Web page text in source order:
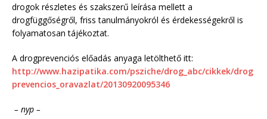
drogok részletes és szakszerű leírása mellett a
drogfüggőségről, friss tanulmányokról és érdekességekről is
folyamatosan tájékoztat.
A drogprevenciós előadás anyaga letölthető itt:
http://www.hazipatika.com/psziche/drog_abc/cikkek/drog
prevencios_oravazlat/20130920095346
– nyp –